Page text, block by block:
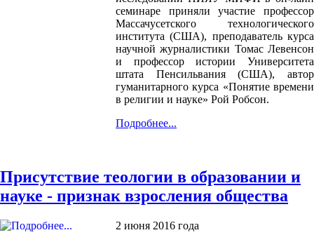
семинаре приняли участие профессор
Массачусетского технологического
института (США), преподаватель курса
научной журналистики Томас Левенсон
и профессор истории Университета
штата Пенсильвания (США), автор
гуманитарного курса «Понятие времени
в религии и науке» Рой Робсон.
Подробнее...
Присутствие теологии в образовании и
науке - признак взросления общества
2 июня 2016 года